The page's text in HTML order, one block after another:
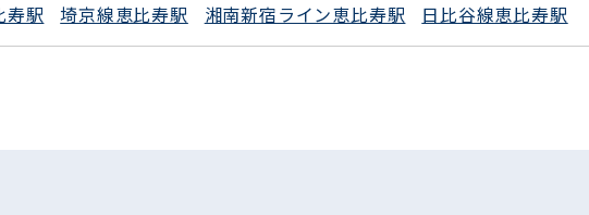
寿駅 埼京線恵比寿駅 湘南新宿ライン恵比寿駅 日比谷線恵比寿駅